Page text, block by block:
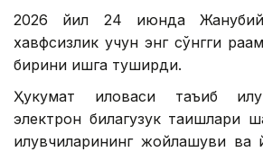
2026 йил 24 июнда
хавфсизлик учун энг сўнгги
бирини ишга туширди.
Ҳукумат иловаси таъқиб
электрон билагузук тақишлари
қилувчиларининг жойлашуви ва